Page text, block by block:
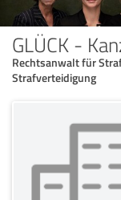
GLÜCK -
Rechtsanwalt für
Strafverteidigung